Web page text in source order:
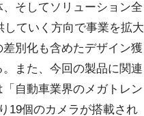
そしてソリューション全
ていく方向で事業を拡大
別化も含めたデザイン獲
また、今回の製品に関連
自動車業界のメガトレン
19個のカメラが搭載され